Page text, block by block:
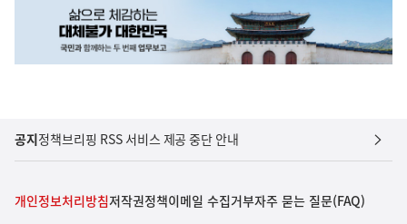
공지정책브리핑 RSS 서비스 제공 중단 안내
개인정보처리방침저작권정책이메일 수집거부자주 묻는 질문(FAQ)